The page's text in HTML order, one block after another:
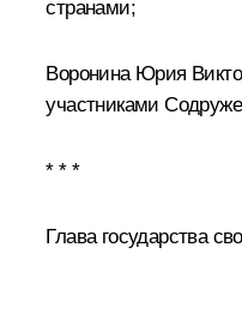
странами;
Воронина Юрия
участниками
* * *
Глава государства